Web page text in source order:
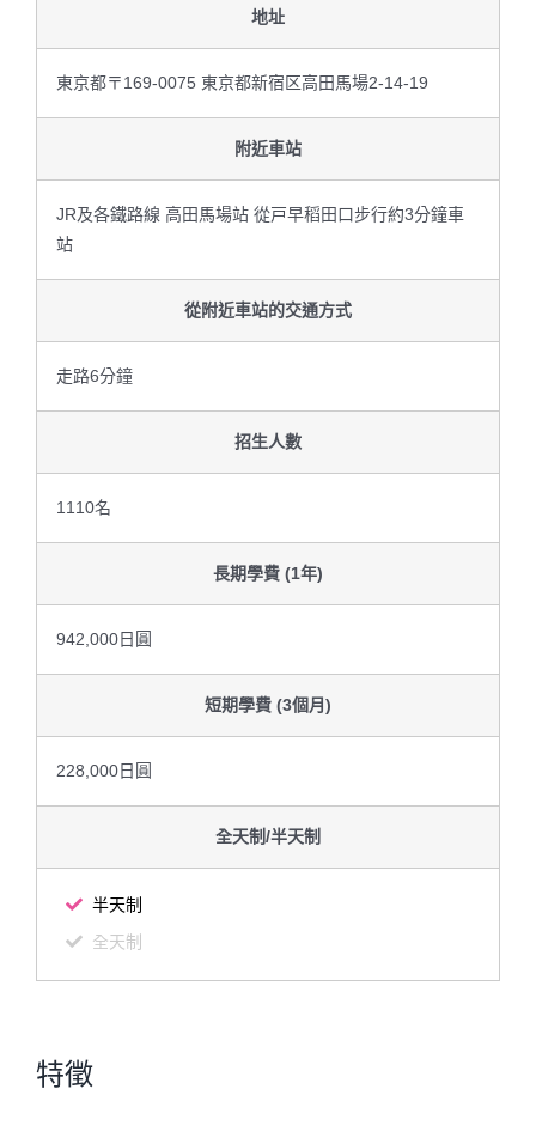
地址
東京都〒169-0075 東京都新宿区高田馬場2-14-19
附近車站
JR及各鐵路線 高田馬場站 從戸早稻田口步行約3分鐘車
站
從附近車站的交通方式
走路6分鐘
招生人數
1110名
長期學費 (1年)
942,000日圓
短期學費 (3個月)
228,000日圓
全天制/半天制
半天制
全天制
特徵